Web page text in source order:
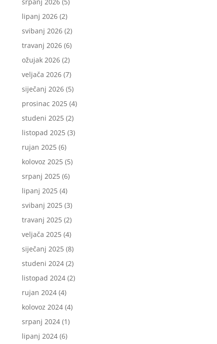
lipanj 2026(2)
svibanj 2026(2)
travanj 2026(6)
ožujak 2026(2)
veljača 2026(7)
siječanj 2026(5)
prosinac 2025(4)
studeni 2025(2)
listopad 2025(3)
rujan 2025(6)
kolovoz 2025(5)
srpanj 2025(6)
lipanj 2025(4)
svibanj 2025(3)
travanj 2025(2)
veljača 2025(4)
siječanj 2025(8)
studeni 2024(2)
listopad 2024(2)
rujan 2024(4)
kolovoz 2024(4)
srpanj 2024(1)
lipanj 2024(6)